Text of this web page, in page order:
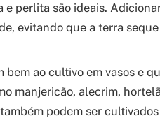
perlita são ideais.
evitando que a terra seque
ao cultivo em vasos e
manjericão, alecrim,
podem ser